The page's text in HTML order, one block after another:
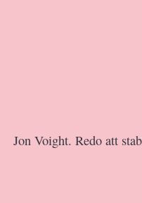
Jon Voight. Redo att